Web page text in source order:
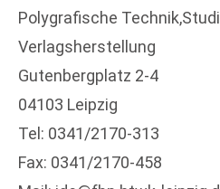
Polygrafische
Verlagsherstellung
Gutenbergplatz 2-4
04103 Leipzig
Tel: 0341/2170-313
Fax: 0341/2170-458